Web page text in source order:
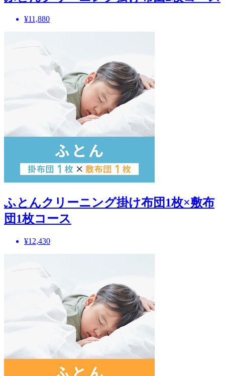
¥11,880
ふとんクリーニング掛け布団1枚×敷布
団1枚コース
¥12,430